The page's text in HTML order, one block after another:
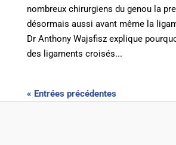
nombreux chirurgiens du genou la
désormais aussi avant même la
Dr Anthony Wajsfisz explique
des ligaments croisés...
« Entrées précédentes